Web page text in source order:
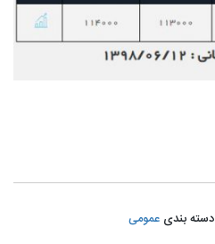
دسته بندی عمومی